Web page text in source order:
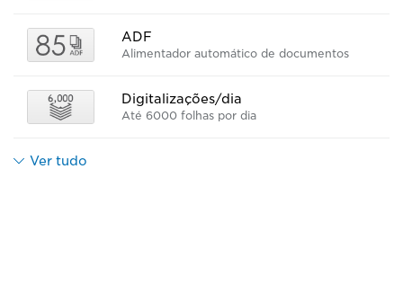
ADF
Alimentador automático de documentos
Digitalizações/dia
Até 6000 folhas por dia
Ver tudo